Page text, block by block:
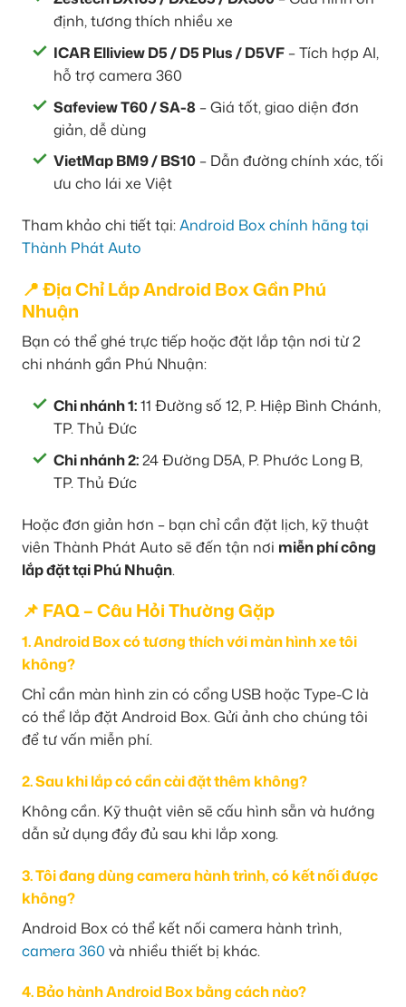
định, tương thích nhiều xe
ICAR Elliview D5 / D5 Plus / D5VF – Tích hợp AI,
hỗ trợ camera 360
Safeview T60 / SA-8 – Giá tốt, giao diện đơn
giản, dễ dùng
VietMap BM9 / BS10 – Dẫn đường chính xác, tối
ưu cho lái xe Việt
Tham khảo chi tiết tại:Android Box chính hãng tại
Thành Phát Auto
📍 Địa Chỉ Lắp Android Box Gần Phú
Nhuận
Bạn có thể ghé trực tiếp hoặc đặt lắp tận nơi từ 2
chi nhánh gần Phú Nhuận:
Chi nhánh 1:11 Đường số 12, P. Hiệp Bình Chánh,
TP. Thủ Đức
Chi nhánh 2:24 Đường D5A, P. Phước Long B,
TP. Thủ Đức
Hoặc đơn giản hơn – bạn chỉ cần đặt lịch, kỹ thuật
viên Thành Phát Auto sẽ đến tận nơi miễn phí công
lắp đặt tại Phú Nhuận.
📌 FAQ – Câu Hỏi Thường Gặp
1. Android Box có tương thích với màn hình xe tôi
không?
Chỉ cần màn hình zin có cổng USB hoặc Type-C là
có thể lắp đặt Android Box. Gửi ảnh cho chúng tôi
để tư vấn miễn phí.
2. Sau khi lắp có cần cài đặt thêm không?
Không cần. Kỹ thuật viên sẽ cấu hình sẵn và hướng
dẫn sử dụng đầy đủ sau khi lắp xong.
3. Tôi đang dùng camera hành trình, có kết nối được
không?
Android Box có thể kết nối camera hành trình,
camera 360 và nhiều thiết bị khác.
4. Bảo hành Android Box bằng cách nào?